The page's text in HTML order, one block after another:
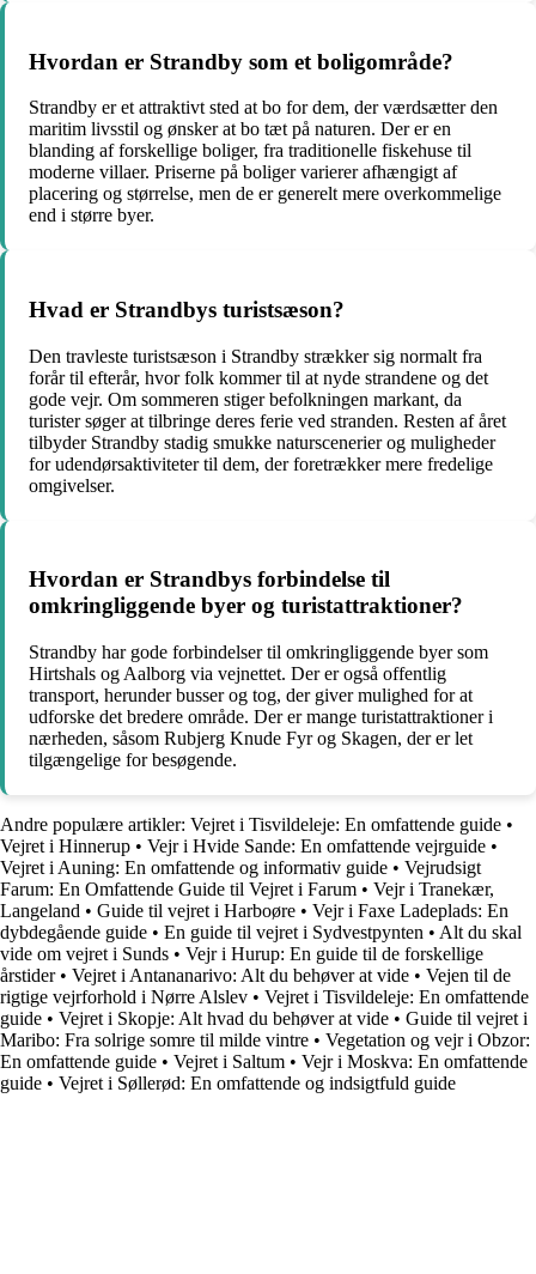
Hvordan er Strandby som et boligområde?
Strandby er et attraktivt sted at bo for dem, der værdsætter den
maritim livsstil og ønsker at bo tæt på naturen. Der er en
blanding af forskellige boliger, fra traditionelle fiskehuse til
moderne villaer. Priserne på boliger varierer afhængigt af
placering og størrelse, men de er generelt mere overkommelige
end i større byer.
Hvad er Strandbys turistsæson?
Den travleste turistsæson i Strandby strækker sig normalt fra
forår til efterår, hvor folk kommer til at nyde strandene og det
gode vejr. Om sommeren stiger befolkningen markant, da
turister søger at tilbringe deres ferie ved stranden. Resten af året
tilbyder Strandby stadig smukke naturscenerier og muligheder
for udendørsaktiviteter til dem, der foretrækker mere fredelige
omgivelser.
Hvordan er Strandbys forbindelse til
omkringliggende byer og turistattraktioner?
Strandby har gode forbindelser til omkringliggende byer som
Hirtshals og Aalborg via vejnettet. Der er også offentlig
transport, herunder busser og tog, der giver mulighed for at
udforske det bredere område. Der er mange turistattraktioner i
nærheden, såsom Rubjerg Knude Fyr og Skagen, der er let
tilgængelige for besøgende.
Andre populære artikler: Vejret i Tisvildeleje: En omfattende guide •
Vejret i Hinnerup • Vejr i Hvide Sande: En omfattende vejrguide •
Vejret i Auning: En omfattende og informativ guide • Vejrudsigt
Farum: En Omfattende Guide til Vejret i Farum • Vejr i Tranekær,
Langeland • Guide til vejret i Harboøre • Vejr i Faxe Ladeplads: En
dybdegående guide • En guide til vejret i Sydvestpynten • Alt du skal
vide om vejret i Sunds • Vejr i Hurup: En guide til de forskellige
årstider• Vejret i Antananarivo: Alt du behøver at vide • Vejen til de
rigtige vejrforhold i Nørre Alslev • Vejret i Tisvildeleje: En omfattende
guide • Vejret i Skopje: Alt hvad du behøver at vide • Guide til vejret i
Maribo: Fra solrige somre til milde vintre • Vegetation og vejr i Obzor:
En omfattende guide • Vejret i Saltum • Vejr i Moskva: En omfattende
guide • Vejret i Søllerød: En omfattende og indsigtfuld guide